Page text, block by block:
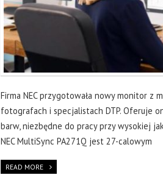
Firma NEC przygotowała nowy monitor z
fotografach i specjalistach DTP. Oferuje
barw, niezbędne do pracy przy wysokiej
NEC MultiSync PA271Q jest 27-calowym
READ MORE